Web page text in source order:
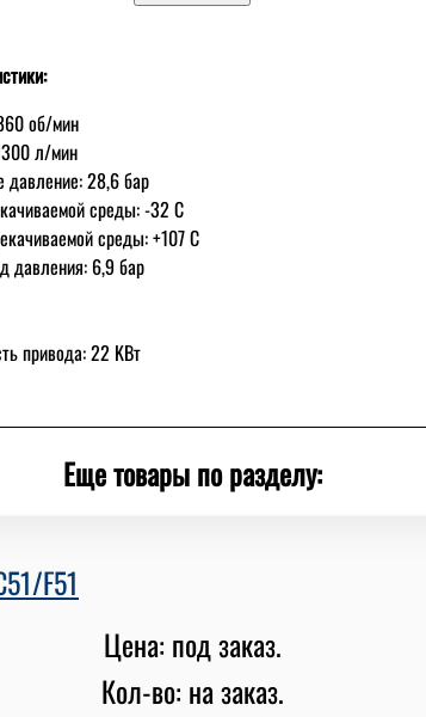
об/мин
л/мин
давление: 28,6 бар
среды: -32 С
среды: +107 С
давления: 6,9 бар
привода: 22 KBт
Еще товары по разделу:
F51
Цена: под заказ.
Кол-во: на заказ.